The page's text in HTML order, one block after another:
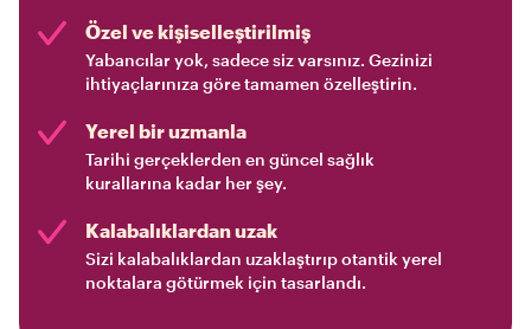
Özel ve kişiselleştirilmiş
Yabancılar yok, sadece siz varsınız. Gezinizi
ihtiyaçlarınıza göre tamamen özelleştirin.
Yerel bir uzmanla
Tarihi gerçeklerden en güncel sağlık
kurallarına kadar her şey.
Kalabalıklardan uzak
Sizi kalabalıklardan uzaklaştırıp otantik yerel
noktalara götürmek için tasarlandı.